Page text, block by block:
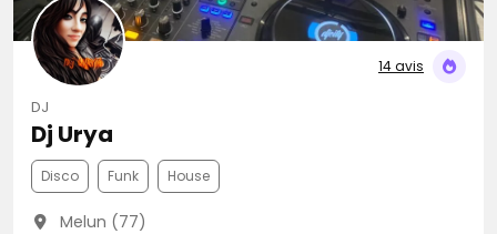
14 avis
DJ
Dj Urya
Disco Funk House
Melun (77)